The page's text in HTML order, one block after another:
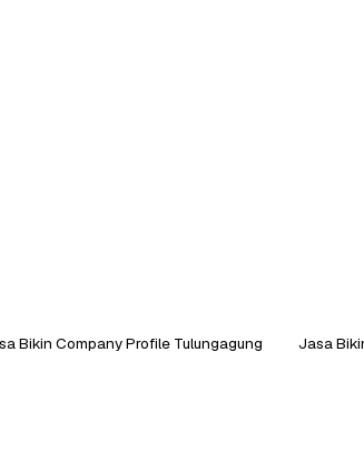
Bikin Company Profile Tulungagung
Jasa